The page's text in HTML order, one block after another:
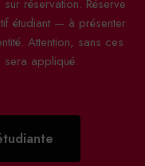
réservation. Réserve
étudiant — à présenter
Attention, sans ces
appliqué.